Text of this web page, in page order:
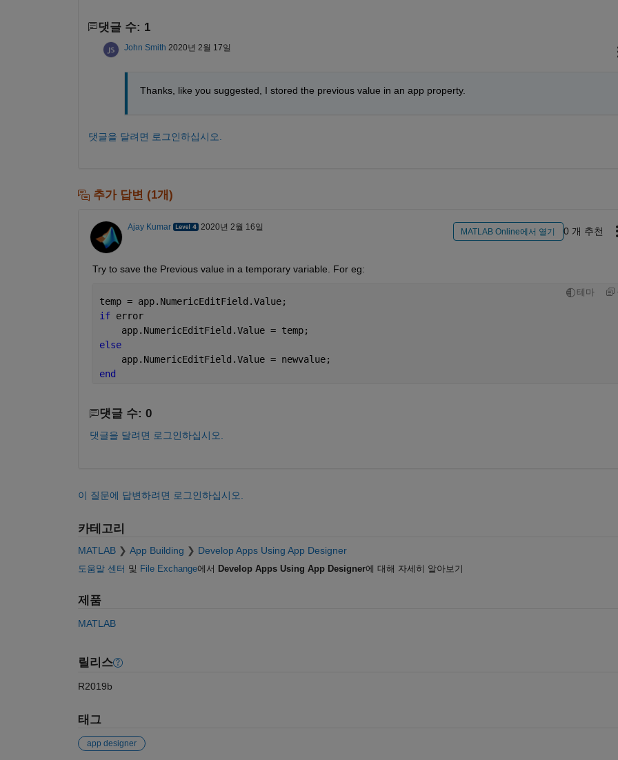
댓글 수: 1
John Smith 2020년 2월 17일
Thanks, like you suggested, I stored the previous value in an app property.
댓글을 달려면 로그인하십시오.
추가 답변 (1개)
Ajay Kumar 2020년 2월 16일 MATLAB Online에서 열기 0 개 추천
Try to save the Previous value in a temporary variable. For eg:
테마
temp = app.NumericEditField.Value;
if error
    app.NumericEditField.Value = temp;
else
    app.NumericEditField.Value = newvalue;
end
댓글 수: 0
댓글을 달려면 로그인하십시오.
이 질문에 답변하려면 로그인하십시오.
카테고리
MATLAB App Building Develop Apps Using App Designer
도움말 센터 및 File Exchange에서 Develop Apps Using App Designer에 대해 자세히 알아보기
제품
MATLAB
릴리스
R2019b
태그
app designer